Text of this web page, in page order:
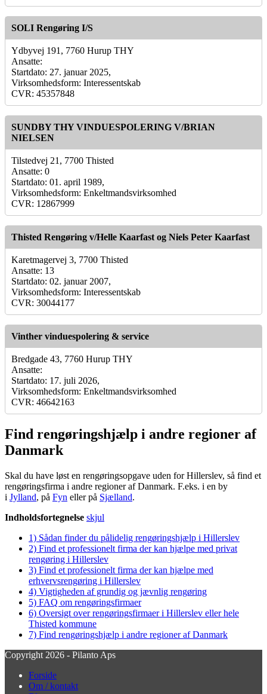
SOLI Rengøring I/S
Ydbyvej 191, 7760 Hurup THY
Ansatte:
Startdato: 27. januar 2025,
Virksomhedsform: Interessentskab
CVR: 45357848
SUNDBY THY VINDUESPOLERING V/BRIAN
NIELSEN
Tilstedvej 21, 7700 Thisted
Ansatte: 0
Startdato: 01. april 1989,
Virksomhedsform: Enkeltmandsvirksomhed
CVR: 12867999
Thisted Rengøring v/Helle Kaarfast og Niels Peter Kaarfast
Karetmagervej 3, 7700 Thisted
Ansatte: 13
Startdato: 02. januar 2007,
Virksomhedsform: Interessentskab
CVR: 30044177
Vinther vinduespolering & service
Bredgade 43, 7760 Hurup THY
Ansatte:
Startdato: 17. juli 2026,
Virksomhedsform: Enkeltmandsvirksomhed
CVR: 46642163
Find rengøringshjælp i andre regioner af
Danmark
Skal du have løst en rengøringsopgave uden for Hillerslev, så find et
rengøringsfirma i andre regioner af Danmark. F.eks. i en by
i Jylland, på Fyn eller på Sjælland.
Indholdsfortegnelse skjul
1) Sådan finder du pålidelig rengøringshjælp i Hillerslev
2) Find et professionelt firma der kan hjælpe med privat
rengøring i Hillerslev
3) Find et professionelt firma der kan hjælpe med
erhvervsrengøring i Hillerslev
4) Vigtigheden af grundig og jævnlig rengøring
5) FAQ om rengøringsfirmaer
6) Oversigt over rengøringsfirmaer i Hillerslev eller hele
Thisted kommune
7) Find rengøringshjælp i andre regioner af Danmark
Copyright 2026 - Pilanto Aps
Forside
Om / kontakt